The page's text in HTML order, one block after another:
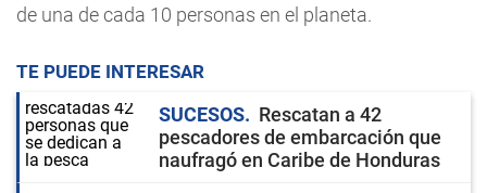
de una de cada 10 personas en el planeta.
TE PUEDE INTERESAR
SUCESOS
Rescatan a 42
pescadores de embarcación que
naufragó en Caribe de Honduras